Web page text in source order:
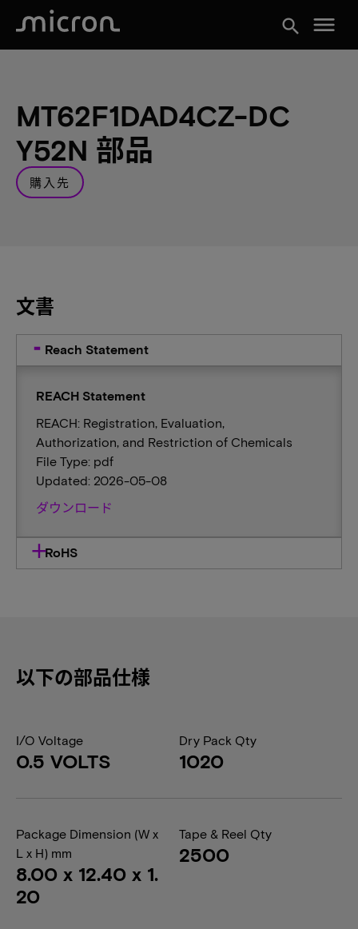
search menu
MT62F1DAD4CZ-DC
Y52N 部品
購入先
文書
Reach Statement
REACH Statement
REACH: Registration, Evaluation,
Authorization, and Restriction of Chemicals
File Type: pdf
Updated: 2026-05-08
ダウンロード
RoHS
以下の部品仕様
I/O Voltage
0.5 VOLTS
Dry Pack Qty
1020
Package Dimension (W x
L x H) mm
8.00 x 12.40 x 1.
20
Tape & Reel Qty
2500